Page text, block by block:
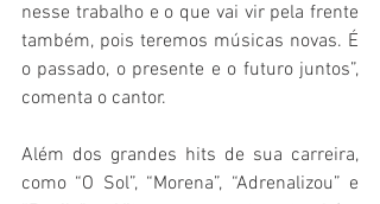
nesse trabalho e o que vai vir pela frente
também, pois teremos músicas novas. É
o passado, o presente e o futuro juntos”,
comenta o cantor.
Além dos grandes hits de sua carreira,
como “O Sol”, “Morena”, “Adrenalizou” e